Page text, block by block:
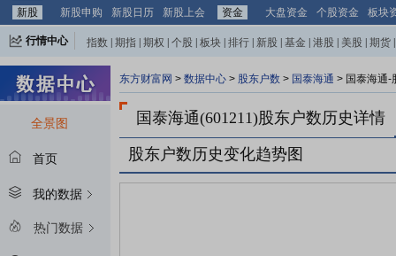
新股
新股申购 新股日历 新股上会 资金 大盘资金 个股资金 板块
行情中心 指数 期指 期权 个股 板块 排行 新股 基金 港股 美股 期货
全景图
首页
我的数据
热门数据
东方财富网 > 数据中心 > 股东户数 > 国泰海通 > 国泰海通-
国泰海通(601211)股东户数历史详情
股东户数历史变化趋势图